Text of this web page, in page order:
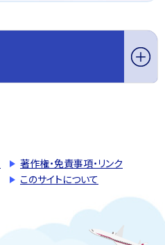
著作権・免責事項・リンク
このサイトについて